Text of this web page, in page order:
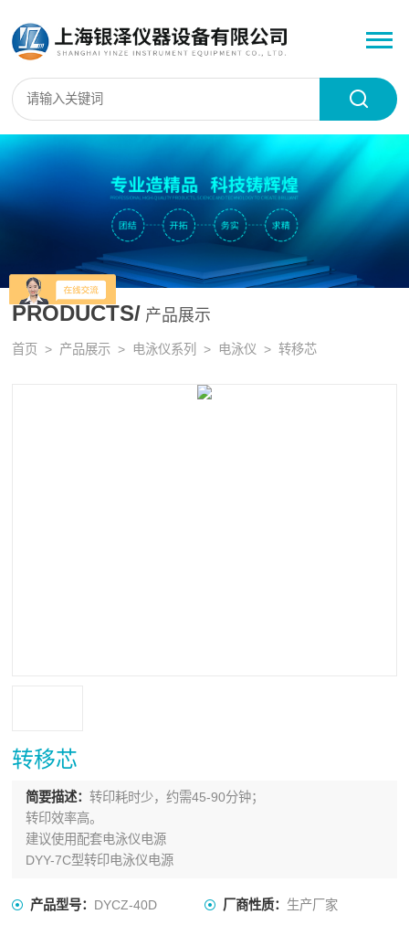
PRODUCTS/ 产品展示
首页 > 产品展示 > 电泳仪系列 > 电泳仪 > 转移芯
转移芯
简要描述： 转印耗时少，约需45-90分钟；
转印效率高。
建议使用配套电泳仪电源
DYY-7C型转印电泳仪电源
产品型号： DYCZ-40D 厂商性质： 生产厂家